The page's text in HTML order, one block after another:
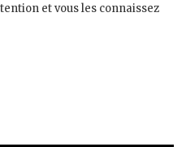
et vous les connaissez